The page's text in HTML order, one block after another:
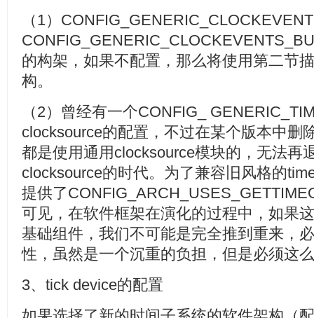
（1）
的构架，如果不配置，那么将使用第二节
构。
（2）曾经有一个CONFIG_
clocksource的配置，不过在某个版本中删
都是使用通用clocksource模块的，无法再
clocksource的时代。为了兼容旧风格的
提供了
可见，在软件框架在演化的过程中，如果
基础组件，我们不可能是完全推到重来，
性，虽然是一个沉重的负担，但是必须这
3、tick device的配置